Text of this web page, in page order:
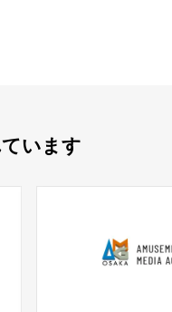
います